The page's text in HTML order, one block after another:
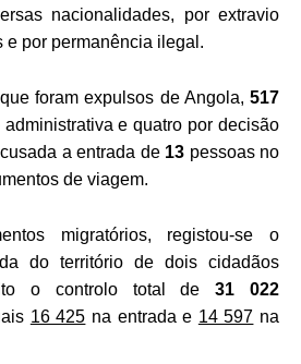
nacionalidades, por extravio
e por permanência ilegal.
que foram expulsos de Angola, 517
e quatro por decisão
a entrada de 13 pessoas no
de viagem.
migratórios, registou-se o
do território de dois cidadãos
o controlo total de31 022
16 425 na entrada e 14 597 na